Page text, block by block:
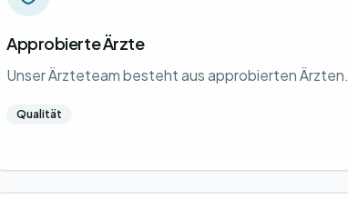
Approbierte Ärzte
Unser Ärzteteam besteht aus approbierten Ärzten.
Qualität